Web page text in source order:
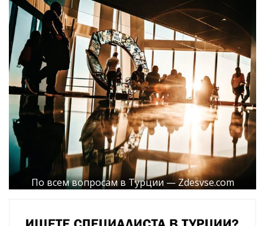
По всем вопросам в Турции — Zdesvse.com